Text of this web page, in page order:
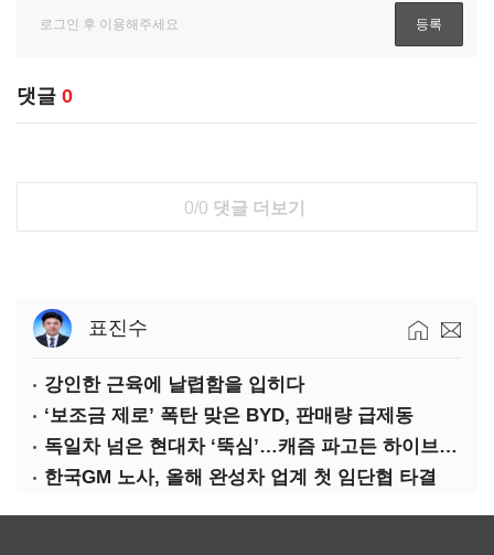
댓글 0
0/0 댓글 더보기
표진수
강인한 근육에 날렵함을 입히다
‘보조금 제로’ 폭탄 맞은 BYD, 판매량 급제동
독일차 넘은 현대차 ‘뚝심’…캐즘 파고든 하이브리드 역전극
한국GM 노사, 올해 완성차 업계 첫 임단협 타결